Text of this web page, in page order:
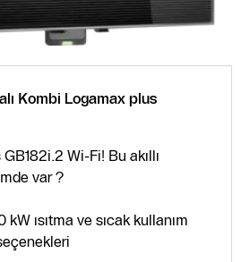
Kombi Logamax plus
Wi-Fi! Bu akıllı
var ?
ısıtma ve sıcak kullanım